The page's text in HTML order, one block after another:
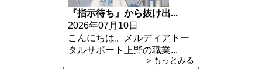
『指示待ち』から抜け出...
2026年07月10日
こんにちは。メルディアトー
タルサポート上野の職業...
＞もっとみる